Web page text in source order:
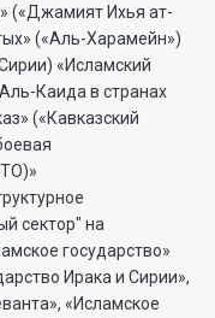
(«Джамият Ихья ат-
(«Аль-Харамейн»)
«Исламский
Каида в странах
(«Кавказский
сектор" на
государство»
Ирака и Сирии»,
«Исламское